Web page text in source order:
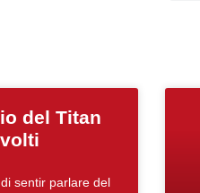
del Titan
sentir parlare del